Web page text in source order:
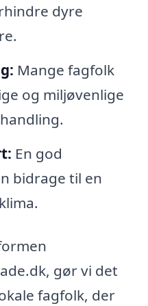
dyre
Mange fagfolk
og miljøvenlige
En god
bidrage til en
gør vi det
fagfolk, der